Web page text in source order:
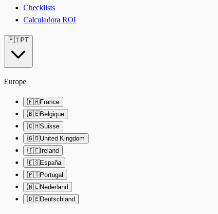
Checklists
Calculadora ROI
🇵🇹PT
Europe
🇫🇷France
🇧🇪Belgique
🇨🇭Suisse
🇬🇧United Kingdom
🇮🇪Ireland
🇪🇸España
🇵🇹Portugal
🇳🇱Nederland
🇩🇪Deutschland